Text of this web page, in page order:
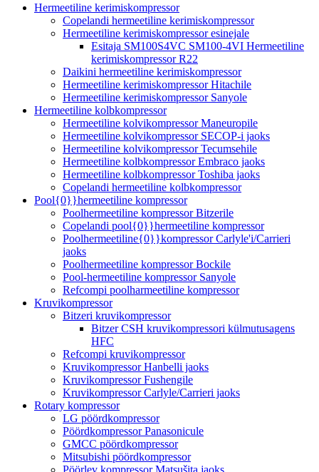
Hermeetiline kerimiskompressor
Copelandi hermeetiline kerimiskompressor
Hermeetiline kerimiskompressor esinejale
Esitaja SM100S4VC SM100-4VI Hermeetiline
kerimiskompressor R22
Daikini hermeetiline kerimiskompressor
Hermeetiline kerimiskompressor Hitachile
Hermeetiline kerimiskompressor Sanyole
Hermeetiline kolbkompressor
Hermeetiline kolvikompressor Maneuropile
Hermeetiline kolvikompressor SECOP-i jaoks
Hermeetiline kolvikompressor Tecumsehile
Hermeetiline kolbkompressor Embraco jaoks
Hermeetiline kolbkompressor Toshiba jaoks
Copelandi hermeetiline kolbkompressor
Pool{0}}hermeetiline kompressor
Poolhermeetiline kompressor Bitzerile
Copelandi pool{0}}hermeetiline kompressor
Poolhermeetiline{0}}kompressor Carlyle'i/Carrieri
jaoks
Poolhermeetiline kompressor Bockile
Pool-hermeetiline kompressor Sanyole
Refcompi poolharmeetiline kompressor
Kruvikompressor
Bitzeri kruvikompressor
Bitzer CSH kruvikompressori külmutusagens
HFC
Refcompi kruvikompressor
Kruvikompressor Hanbelli jaoks
Kruvikompressor Fushengile
Kruvikompressor Carlyle/Carrieri jaoks
Rotary kompressor
LG pöördkompressor
Pöördkompressor Panasonicule
GMCC pöördkompressor
Mitsubishi pöördkompressor
Pöörlev kompressor Matsušita jaoks